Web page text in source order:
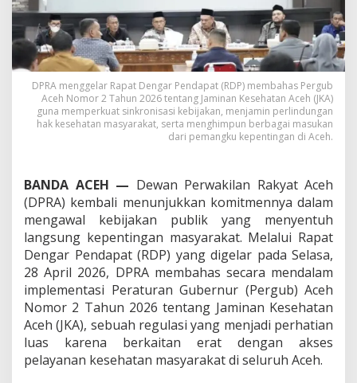
K
,
P
e
k
u
a
m
n
a
n
H
a
k
K
e
s
e
h
a
DPRA menggelar Rapat Dengar Pendapat (RDP) membahas Pergub
Aceh Nomor 2 Tahun 2026 tentang Jaminan Kesehatan Aceh (JKA)
guna memperkuat sinkronisasi kebijakan, menjamin perlindungan
hak kesehatan masyarakat, serta menghimpun berbagai masukan
dari pemangku kepentingan di Aceh.
BANDA ACEH — Dewan Perwakilan Rakyat Aceh
(DPRA) kembali menunjukkan komitmennya dalam
mengawal kebijakan publik yang menyentuh
langsung kepentingan masyarakat. Melalui Rapat
Dengar Pendapat (RDP) yang digelar pada Selasa,
28 April 2026, DPRA membahas secara mendalam
implementasi Peraturan Gubernur (Pergub) Aceh
Nomor 2 Tahun 2026 tentang Jaminan Kesehatan
Aceh (JKA), sebuah regulasi yang menjadi perhatian
luas karena berkaitan erat dengan akses
pelayanan kesehatan masyarakat di seluruh Aceh.